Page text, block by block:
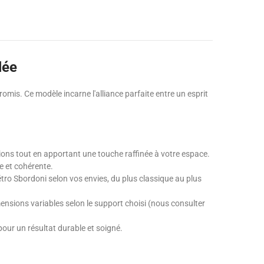
Ce modèle incarne l'alliance parfaite entre un esprit
tout en apportant une touche raffinée à votre espace.
et cohérente.
Sbordoni selon vos envies, du plus classique au plus
variables selon le support choisi (nous consulter
un résultat durable et soigné.